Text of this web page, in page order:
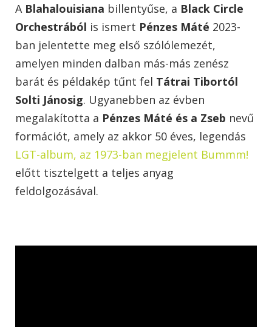
A Blahalouisiana billentyűse, a Black Circle
Orchestrából is ismert Pénzes Máté 2023-
ban jelentette meg első szólólemezét,
amelyen minden dalban más-más zenész
barát és példakép tűnt fel Tátrai Tibortól
Solti Jánosig. Ugyanebben az évben
megalakította a Pénzes Máté és a Zseb nevű
formációt, amely az akkor 50 éves, legendás
LGT-album, az 1973-ban megjelent Bummm!
előtt tisztelgett a teljes anyag
feldolgozásával.